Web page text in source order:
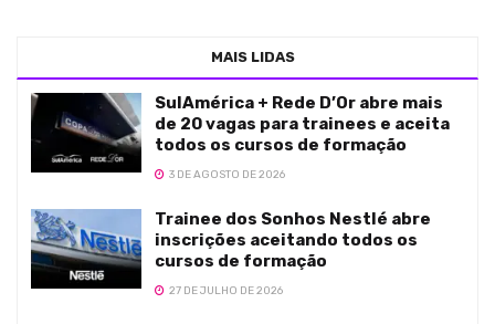
MAIS LIDAS
SulAmérica + Rede D’Or abre mais
de 20 vagas para trainees e aceita
todos os cursos de formação
3 DE AGOSTO DE 2026
Trainee dos Sonhos Nestlé abre
inscrições aceitando todos os
cursos de formação
27 DE JULHO DE 2026